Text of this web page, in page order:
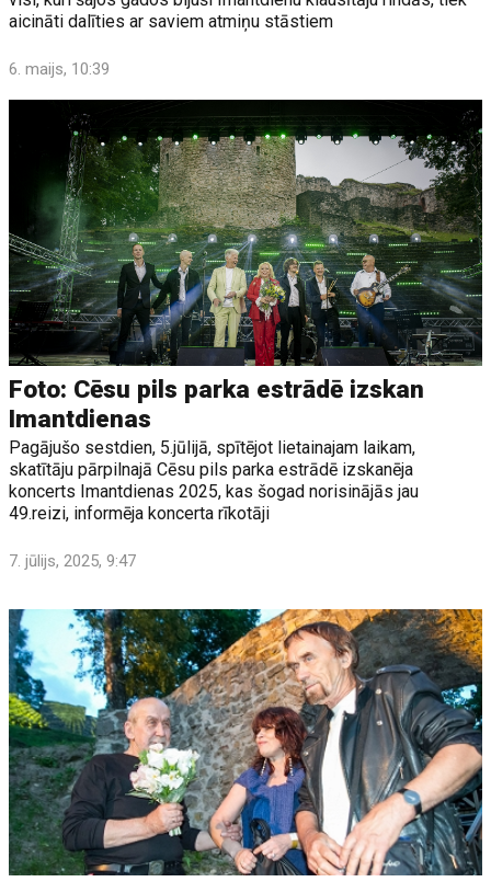
aicināti dalīties ar saviem atmiņu stāstiem
6. maijs, 10:39
Foto: Cēsu pils parka estrādē izskan
Imantdienas
Pagājušo sestdien, 5.jūlijā, spītējot lietainajam laikam,
skatītāju pārpilnajā Cēsu pils parka estrādē izskanēja
koncerts Imantdienas 2025, kas šogad norisinājās jau
49.reizi, informēja koncerta rīkotāji
7. jūlijs, 2025, 9:47